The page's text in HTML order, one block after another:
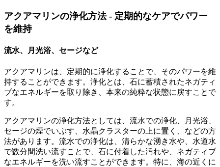
アクアマリンの浄化方法 - 定期的なケアでパワー
を維持
流水、月光浴、セージなど
アクアマリンは、定期的に浄化することで、そのパワーを維
持することができます。浄化とは、石に蓄積されたネガティ
ブなエネルギーを取り除き、本来の純粋な状態に戻すことで
す。
アクアマリンの浄化方法としては、流水での浄化、月光浴、
セージの煙でいぶす、水晶クラスターの上に置く、などの方
法があります。流水での浄化は、清らかな湧き水や、水道水
で数分間洗い流すことで、石に付着した汚れや、ネガティブ
なエネルギーを洗い流すことができます。特に、海の近くに